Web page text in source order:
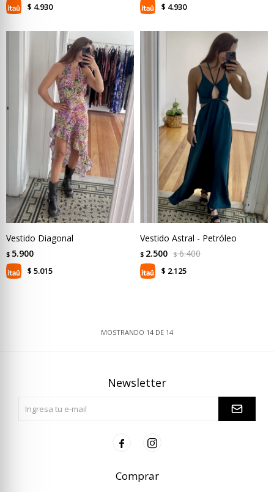
$ 4.930 $ 4.930
Vestido Diagonal
$ 5.900
$ 5.015
Vestido Astral - Petróleo
$ 2.500 $ 6.400
$ 2.125
MOSTRANDO 14 DE 14
Comprar
Newsletter
 